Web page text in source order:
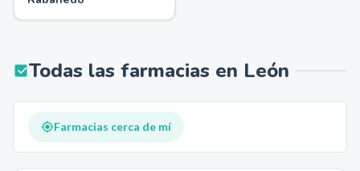
Todas las farmacias en León
Farmacias cerca de mí